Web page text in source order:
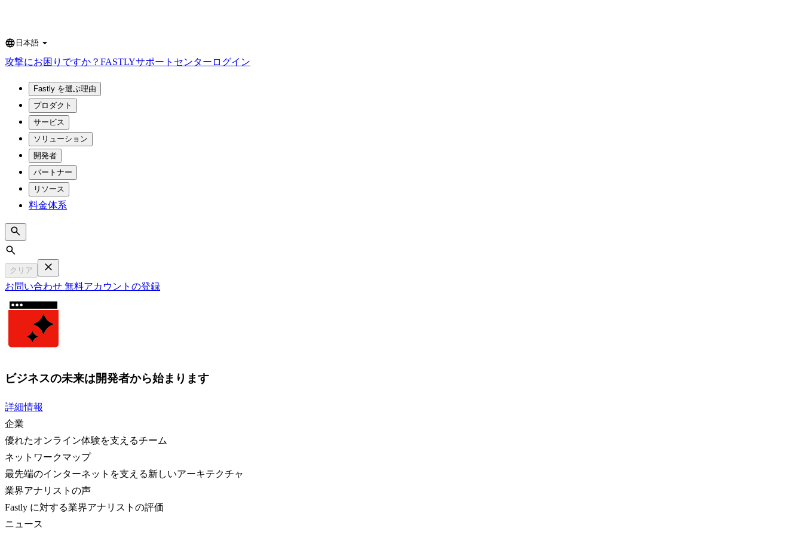
Language
日本語
攻撃にお困りですか？ FASTLYサポートセンター ログイン
Fastly を選ぶ理由
プロダクト
サービス
ソリューション
開発者
パートナー
リソース
料金体系
Search
クリア
お問い合わせ 無料アカウントの登録
ビジネスの未来は開発者から始まります
詳細情報
企業
優れたオンライン体験を支えるチーム
ネットワークマップ
最先端のインターネットを支える新しいアーキテクチャ
業界アナリストの声
Fastly に対する業界アナリストの評価
ニュース